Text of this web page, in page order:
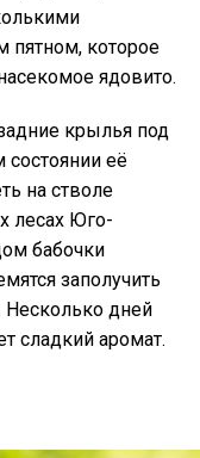
пятном, которое
ядовито.
крылья под
её
на стволе
лесах Юго-
бабочки
заполучить
Несколько дней
сладкий аромат.